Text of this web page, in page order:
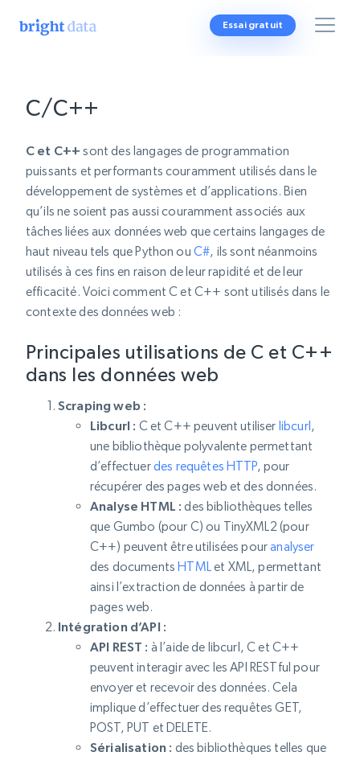
Essai gratuit
C/C++
C et C++ sont des langages de programmation
puissants et performants couramment utilisés dans le
développement de systèmes et d’applications. Bien
qu’ils ne soient pas aussi couramment associés aux
tâches liées aux données web que certains langages de
haut niveau tels que Python ou C#, ils sont néanmoins
utilisés à ces fins en raison de leur rapidité et de leur
efficacité. Voici comment C et C++ sont utilisés dans le
contexte des données web :
Principales utilisations de C et C++
dans les données web
Scraping web :
Libcurl : C et C++ peuvent utiliser libcurl,
une bibliothèque polyvalente permettant
d’effectuerdes requêtes HTTP, pour
récupérer des pages web et des données.
Analyse HTML : des bibliothèques telles
que Gumbo (pour C) ou TinyXML2 (pour
C++) peuvent être utilisées pouranalyser
des documents HTMLet XML, permettant
ainsi l’extraction de données à partir de
pages web.
Intégration d’API :
API REST : à l’aide de libcurl, C et C++
peuvent interagir avec les API RESTful pour
envoyer et recevoir des données. Cela
implique d’effectuer des requêtes GET,
POST, PUT et DELETE.
Sérialisation : des bibliothèques telles que